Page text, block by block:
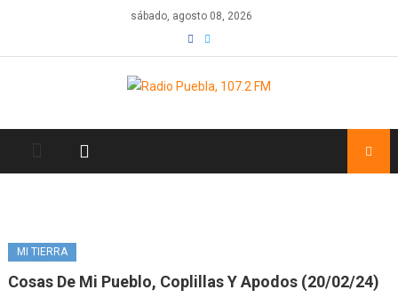
content
sábado, agosto 08, 2026
MI TIERRA
Cosas De Mi Pueblo, Coplillas Y Apodos (20/02/24)